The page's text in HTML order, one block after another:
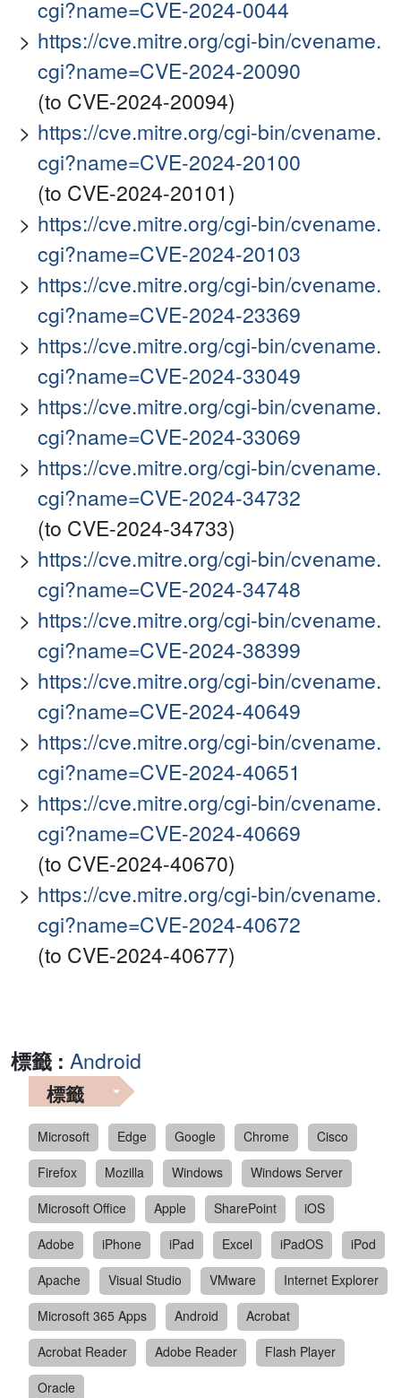
cgi?name=CVE-2024-0044
https://cve.mitre.org/cgi-bin/cvename.
cgi?name=CVE-2024-20090
(to CVE-2024-20094)
https://cve.mitre.org/cgi-bin/cvename.
cgi?name=CVE-2024-20100
(to CVE-2024-20101)
https://cve.mitre.org/cgi-bin/cvename.
cgi?name=CVE-2024-20103
https://cve.mitre.org/cgi-bin/cvename.
cgi?name=CVE-2024-23369
https://cve.mitre.org/cgi-bin/cvename.
cgi?name=CVE-2024-33049
https://cve.mitre.org/cgi-bin/cvename.
cgi?name=CVE-2024-33069
https://cve.mitre.org/cgi-bin/cvename.
cgi?name=CVE-2024-34732
(to CVE-2024-34733)
https://cve.mitre.org/cgi-bin/cvename.
cgi?name=CVE-2024-34748
https://cve.mitre.org/cgi-bin/cvename.
cgi?name=CVE-2024-38399
https://cve.mitre.org/cgi-bin/cvename.
cgi?name=CVE-2024-40649
https://cve.mitre.org/cgi-bin/cvename.
cgi?name=CVE-2024-40651
https://cve.mitre.org/cgi-bin/cvename.
cgi?name=CVE-2024-40669
(to CVE-2024-40670)
https://cve.mitre.org/cgi-bin/cvename.
cgi?name=CVE-2024-40672
(to CVE-2024-40677)
標籤 : Android
標籤
Microsoft Edge Google Chrome
Cisco
Firefox
Mozilla Windows
Windows Server
Microsoft Office
Apple SharePoint
iOS
Adobe
iPhone iPad Excel iPadOS
iPod
Apache
Visual Studio VMware
Internet Explorer
Microsoft 365 Apps
Android
Acrobat
Acrobat Reader
Adobe Reader
Flash Player
Oracle